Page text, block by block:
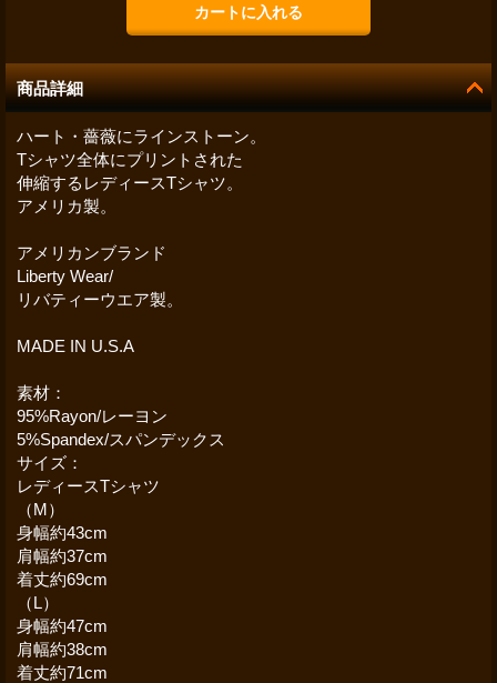
商品詳細
ハート・薔薇にラインストーン。
Tシャツ全体にプリントされた
伸縮するレディースTシャツ。
アメリカ製。
アメリカンブランド
Liberty Wear/
リバティーウエア製。
MADE IN U.S.A
素材：
95%Rayon/レーヨン
5%Spandex/スパンデックス
サイズ：
レディースTシャツ
（M）
身幅約43cm
肩幅約37cm
着丈約69cm
（L）
身幅約47cm
肩幅約38cm
着丈約71cm